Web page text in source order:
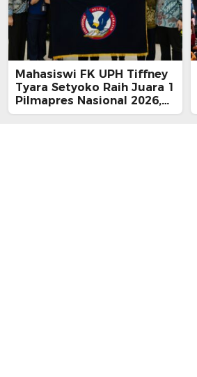
Mahasiswi FK UPH Tiffney
Tyara Setyoko Raih Juara 1
Pilmapres Nasional 2026,
Cetak Sejarah Baru untuk